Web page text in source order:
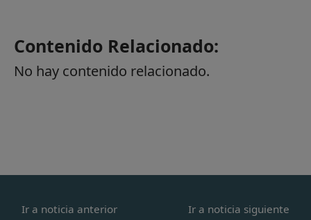
Contenido Relacionado:
No hay contenido relacionado.
Ir a noticia anterior Ir a noticia siguiente